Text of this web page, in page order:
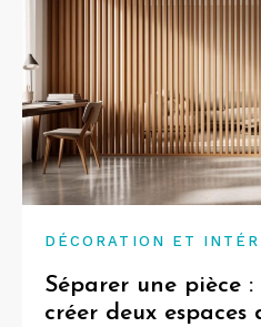
DÉCORATION ET
Séparer une pièce :
créer deux